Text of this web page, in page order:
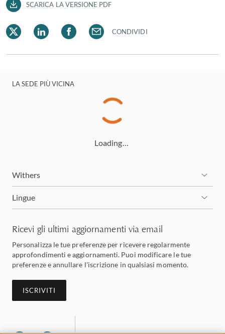
SCARICA LA VERSIONE PDF
CONDIVIDI
LA SEDE PIÙ VICINA
Loading…
Withers
Lingue
Ricevi gli ultimi aggiornamenti via email
Personalizza le tue preferenze per ricevere regolarmente
approfondimenti e aggiornamenti. Puoi modificare le tue
preferenze e annullare l'iscrizione in qualsiasi momento.
ISCRIVITI